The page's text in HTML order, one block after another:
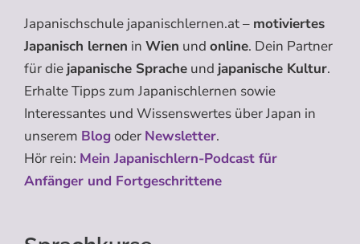
Japanischschule japanischlernen.at – motiviertes
Japanisch lernen in Wien und online. Dein Partner
für die japanische Sprache und japanische Kultur.
Erhalte Tipps zum Japanischlernen sowie
Interessantes und Wissenswertes über Japan in
unserem Blogoder Newsletter.
Hör rein: Mein Japanischlern-Podcast für
Anfänger und Fortgeschrittene